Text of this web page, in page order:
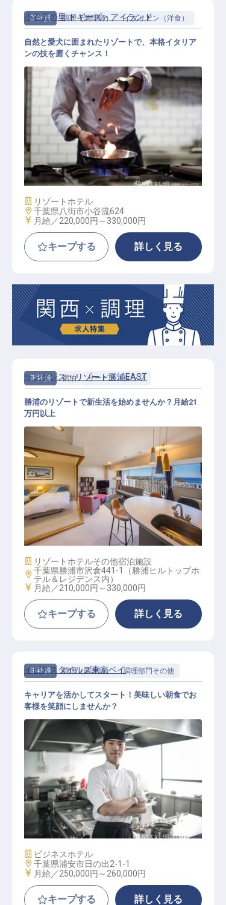
正社員 調理（調理師） イタリアン（洋食）
調理スタッフ
小谷流の里 ドギーズ・アイランド
自然と愛犬に囲まれたリゾートで、本格イタリア
ンの技を磨くチャンス！
施設業態
リゾートホテル
勤務地
千葉県八街市小谷流624
給与
月給／220,000円～ 330,000円
キープする 詳しく見る
正社員 宿泊 サービススタッフ
サービススタッフ / 正社員
サンダンス・リゾート勝浦EAST
勝浦のリゾートで新生活を始めませんか？月給21
万円以上
施設業態
リゾートホテルその他宿泊施設
勤務地
千葉県勝浦市沢倉441-1（勝浦ヒルトップホ
テル＆レジデンス内）
給与
月給／210,000円～ 330,000円
キープする 詳しく見る
正社員 調理（調理師） 調理部門その他
調理スタッフ
イビススタイルズ東京ベイ
キャリアを活かしてスタート！美味しい朝食でお
客様を笑顔にしませんか？
施設業態
ビジネスホテル
勤務地
千葉県浦安市日の出2-1-1
給与
月給／250,000円～ 260,000円
キープする 詳しく見る